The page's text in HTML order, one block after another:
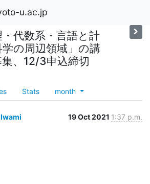
u.ac.jp
・代数系・言語と計
の周辺領域」の講
、12/3申込締切
Stats month
19 Oct 2021 1:37 p.m.